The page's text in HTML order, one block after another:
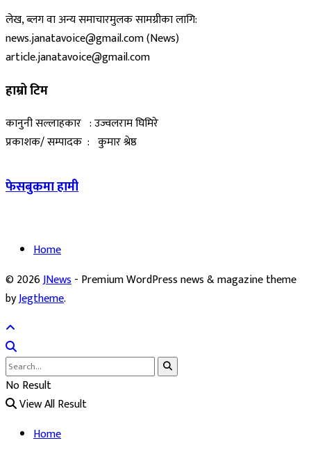
लेख, ब्लग वा अन्य समाचारमुलक सामग्रीका लागि:
news.janatavoice@gmail.com (News)
article.janatavoice@gmail.com
हाम्रो टिम
कानुनी सल्लाहकार : उज्वलराम घिमिरे
प्रकाशक/ सम्पादक : कुमार श्रेष्ठ
फेसबुकमा हामी
Home
© 2026JNews- Premium WordPress news & magazine theme
byJegtheme.
No Result
View All Result
Home